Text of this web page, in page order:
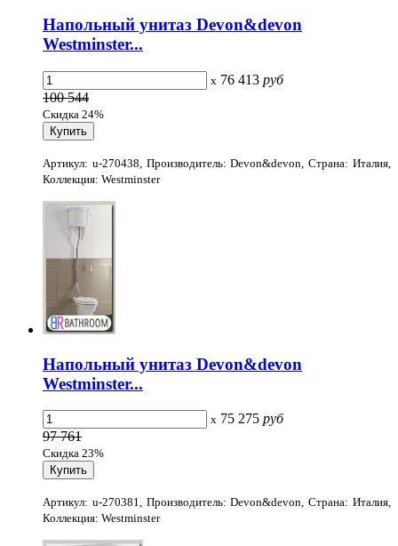
Напольный унитаз Devon&devon
Westminster...
x 76 413 руб
100 544
Скидка 24%
Артикул: u-270438, Производитель: Devon&devon, Страна: Италия,
Коллекция: Westminster
Напольный унитаз Devon&devon
Westminster...
x 75 275 руб
97 761
Скидка 23%
Артикул: u-270381, Производитель: Devon&devon, Страна: Италия,
Коллекция: Westminster